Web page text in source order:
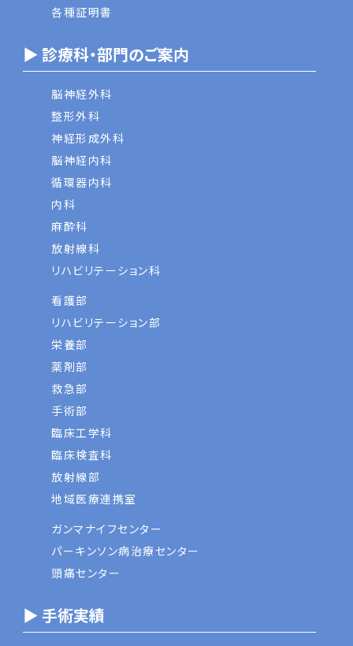
各種証明書
▶ 診療科・部門のご案内
脳神経外科
整形外科
神経形成外科
脳神経内科
循環器内科
内科
麻酔科
放射線科
リハビリテーション科
看護部
リハビリテーション部
栄養部
薬剤部
救急部
手術部
臨床工学科
臨床検査科
放射線部
地域医療連携室
ガンマナイフセンター
パーキンソン病治療センター
頭痛センター
▶ 手術実績